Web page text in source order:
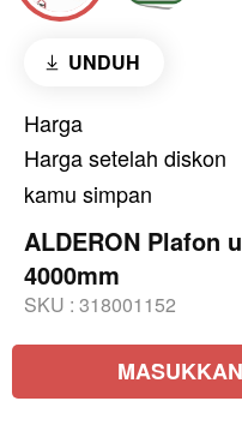
UNDUH
Harga
Harga setelah diskon
kamu simpan
ALDERON Plafon
4000mm
SKU : 318001152